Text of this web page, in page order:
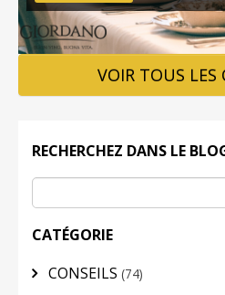
PROMOTIONS
BLOG
LOGIN
VOIR TOUS LES
RECHERCHEZ DANS LE
CATÉGORIE
CONSEILS (74)